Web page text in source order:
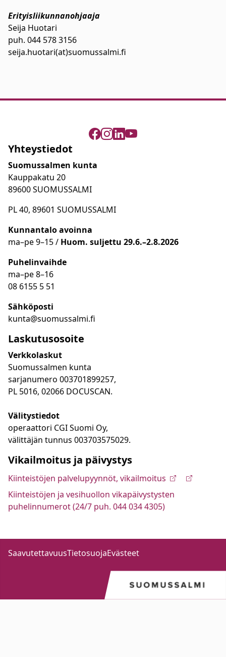
Erityisliikunnanohjaaja
Seija Huotari
puh. 044 578 3156
seija.huotari(at)suomussalmi.fi
Yhteystiedot
Suomussalmen kunta
Kauppakatu 20
89600 SUOMUSSALMI
PL 40, 89601 SUOMUSSALMI
Kunnantalo avoinna
ma–pe 9–15 / Huom. suljettu 29.6.–2.8.2026
Puhelinvaihde
ma–pe 8–16
08 6155 5 51
Sähköposti
kunta@suomussalmi.fi
Laskutusosoite
Verkkolaskut
Suomussalmen kunta
sarjanumero 003701899257,
PL 5016, 02066 DOCUSCAN.
Välitystiedot
operaattori CGI Suomi Oy,
välittäjän tunnus 003703575029.
Vikailmoitus ja päivystys
Kiinteistöjen palvelupyynnöt, vikailmoitus
Kiinteistöjen ja vesihuollon vikapäivystysten
puhelinnumerot (24/7 puh. 044 034 4305)
SaavutettavuusTietosuojaEvästeet